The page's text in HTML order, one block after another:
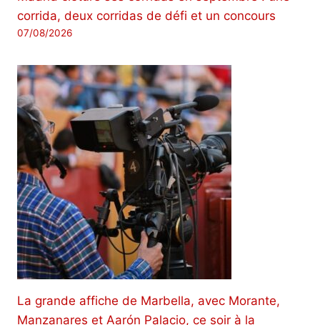
corrida, deux corridas de défi et un concours
07/08/2026
La grande affiche de Marbella, avec Morante,
Manzanares et Aarón Palacio, ce soir à la